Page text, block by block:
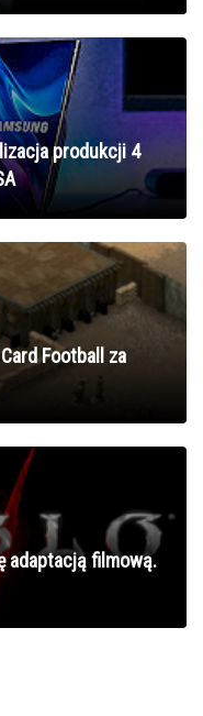
produkcji 4
Football za
adaptacją filmową.